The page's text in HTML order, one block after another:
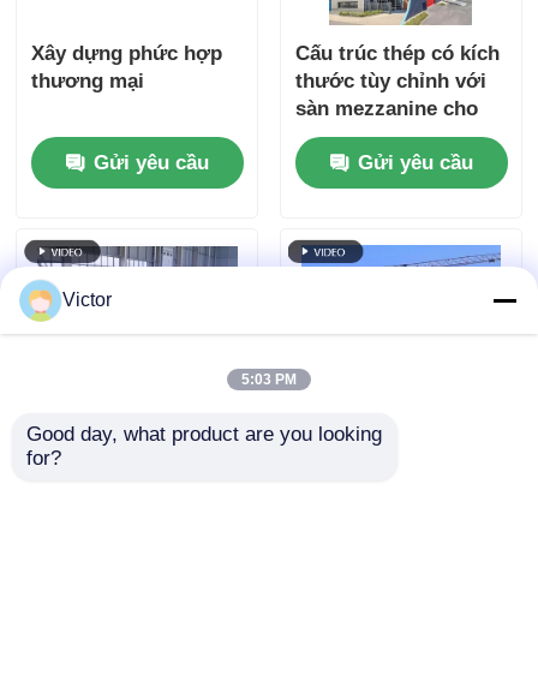
Xây dựng phức hợp
thương mại
Gửi yêu cầu
Cấu trúc thép có kích
thước tùy chỉnh với
sàn mezzanine cho
văn phòng lưu trữ
Gửi yêu cầu
Victor
5:03 PM
Good day, what product are you looking
for?